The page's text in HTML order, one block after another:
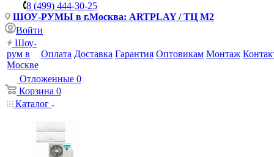
8 (499) 444-30-25
ШОУ-РУМЫ в г.Москва: ARTPLAY / ТЦ М2
Войти
Шоу-
рум в
Москве
Оплата Доставка Гарантия Оптовикам Монтаж
Отложенные 0
Корзина 0
Каталог